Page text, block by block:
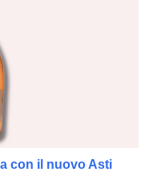
con il nuovo Asti